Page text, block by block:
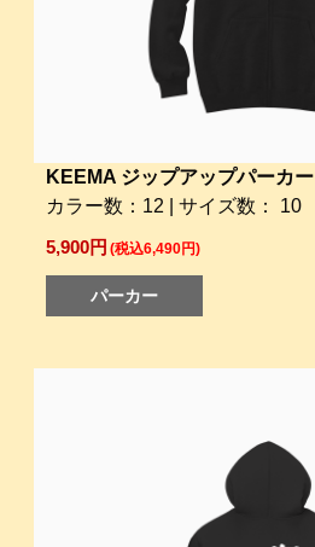
KEEMA ジップアップパーカー
カラー数：12 | サイズ数： 10
5,900円 (税込6,490円)
パーカー